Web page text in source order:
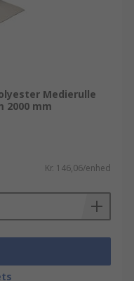
Medierulle
2000 mm
Kr. 146,06/enhed